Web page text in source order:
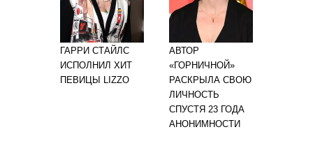
ГАРРИ СТАЙЛС
ИСПОЛНИЛ ХИТ
ПЕВИЦЫ LIZZO
АВТОР
«ГОРНИЧНОЙ»
РАСКРЫЛА СВОЮ
ЛИЧНОСТЬ
СПУСТЯ 23 ГОДА
АНОНИМНОСТИ